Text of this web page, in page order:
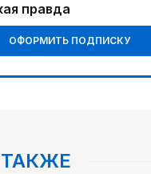
правда
ОФОРМИТЬ ПОДПИСКУ